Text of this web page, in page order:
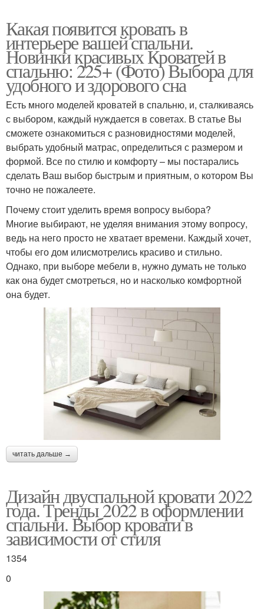
Какая появится кровать в
интерьере вашей спальни.
Новинки красивых Кроватей в
спальню: 225+ (Фото) Выбора для
удобного и здорового сна
Есть много моделей кроватей в спальню, и, сталкиваясь
с выбором, каждый нуждается в советах. В статье Вы
сможете ознакомиться с разновидностями моделей,
выбрать удобный матрас, определиться с размером и
формой. Все по стилю и комфорту – мы постарались
сделать Ваш выбор быстрым и приятным, о котором Вы
точно не пожалеете.
Почему стоит уделить время вопросу выбора?
Многие выбирают, не уделяя внимания этому вопросу,
ведь на него просто не хватает времени. Каждый хочет,
чтобы его дом илисмотрелись красиво и стильно.
Однако, при выборе мебели в, нужно думать не только
как она будет смотреться, но и насколько комфортной
она будет.
читать дальше →
Дизайн двуспальной кровати 2022
года. Тренды 2022 в оформлении
спальни. Выбор кровати в
зависимости от стиля
1354
0